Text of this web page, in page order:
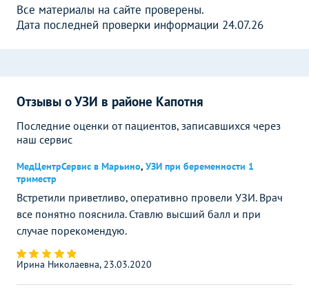
Все материалы на сайте проверены.
Дата последней проверки информации 24.07.26
Отзывы о УЗИ в районе Капотня
Последние оценки от пациентов, записавшихся через
наш сервис
МедЦентрСервис в Марьино, УЗИ при беременности 1
триместр
Встретили приветливо, оперативно провели УЗИ. Врач
все понятно пояснила. Ставлю высший балл и при
случае порекомендую.
Ирина Николаевна, 23.03.2020